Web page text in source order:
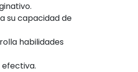
su capacidad de
habilidades